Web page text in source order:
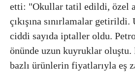
etti: "Okullar tatil edildi, özel
çıkışına sınırlamalar
ciddi sayıda iptaller oldu.
önünde uzun kuyruklar oluştu.
bazlı ürünlerin fiyatlarıyla eş